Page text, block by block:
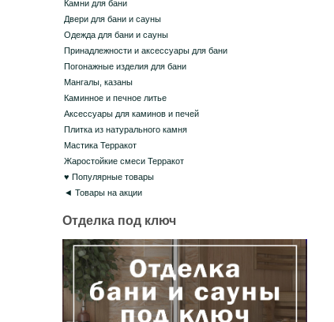
Камни для бани
Двери для бани и сауны
Одежда для бани и сауны
Принадлежности и аксессуары для бани
Погонажные изделия для бани
Мангалы, казаны
Каминное и печное литье
Аксессуары для каминов и печей
Плитка из натурального камня
Мастика Терракот
Жаростойкие смеси Терракот
♥ Популярные товары
◄ Товары на акции
Отделка под ключ